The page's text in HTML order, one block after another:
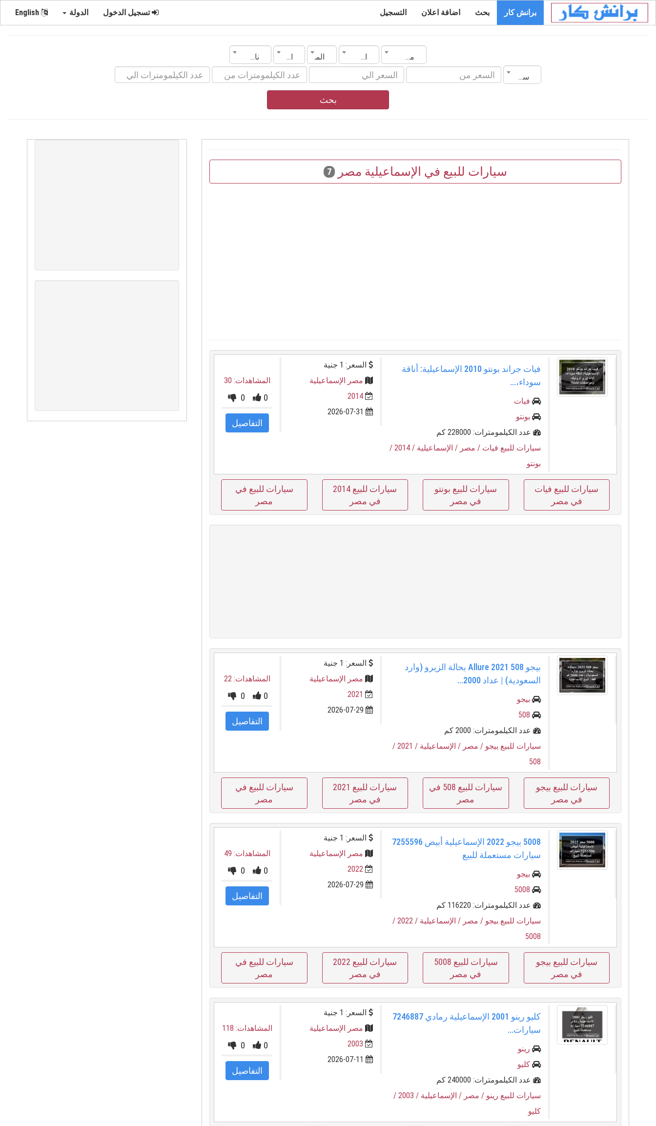
برانش كار بحث اضافة اعلان التسجيل تسجيل الدخول الدولة
مصر الإسماعيلية الماركة الموديل ناقل الحركة
سنة الصنع
بحث
سيارات للبيع في الإسماعيلية مصر 7
فيات جراند بونتو 2010 الإسماعيلية: أناقة
سوداء،...
فيات
بونتو
عدد الكيلمومترات: 228000 كم
سيارات للبيع فيات / مصر / الإسماعيلية / 2014
/
بونتو
السعر: 1 جنية
مصر الإسماعيلية
2014
2026-07-31
المشاهدات: 30
0
0
التفاصيل
سيارات للبيع فيات
في مصر
سيارات للبيع بونتو
في مصر
سيارات للبيع 2014
في مصر
سيارات للبيع في
مصر
بيجو 508 Allure 2021 بحالة الزيرو (وارد
السعودية) | عداد 2000...
بيجو
508
عدد الكيلمومترات: 2000 كم
سيارات للبيع بيجو / مصر / الإسماعيلية / 2021
/
508
السعر: 1 جنية
مصر الإسماعيلية
2021
2026-07-29
المشاهدات: 22
0
0
التفاصيل
سيارات للبيع بيجو
في مصر
سيارات للبيع 508 في
مصر
سيارات للبيع 2021
في مصر
سيارات للبيع في
مصر
5008 بيجو 2022 الإسماعيلية أبيض 7255596
سيارات مستعملة للبيع
بيجو
5008
عدد الكيلمومترات: 116220 كم
سيارات للبيع بيجو / مصر / الإسماعيلية / 2022
/
5008
السعر: 1 جنية
مصر الإسماعيلية
2022
2026-07-29
المشاهدات: 49
0
0
التفاصيل
سيارات للبيع بيجو
في مصر
سيارات للبيع 5008
في مصر
سيارات للبيع 2022
في مصر
سيارات للبيع في
مصر
كليو رينو 2001 الإسماعيلية رمادي 7246887
سيارات...
رينو
كليو
عدد الكيلمومترات: 240000 كم
سيارات للبيع رينو / مصر / الإسماعيلية / 2003
/
كليو
السعر: 1 جنية
مصر الإسماعيلية
2003
2026-07-11
المشاهدات: 118
0
0
التفاصيل